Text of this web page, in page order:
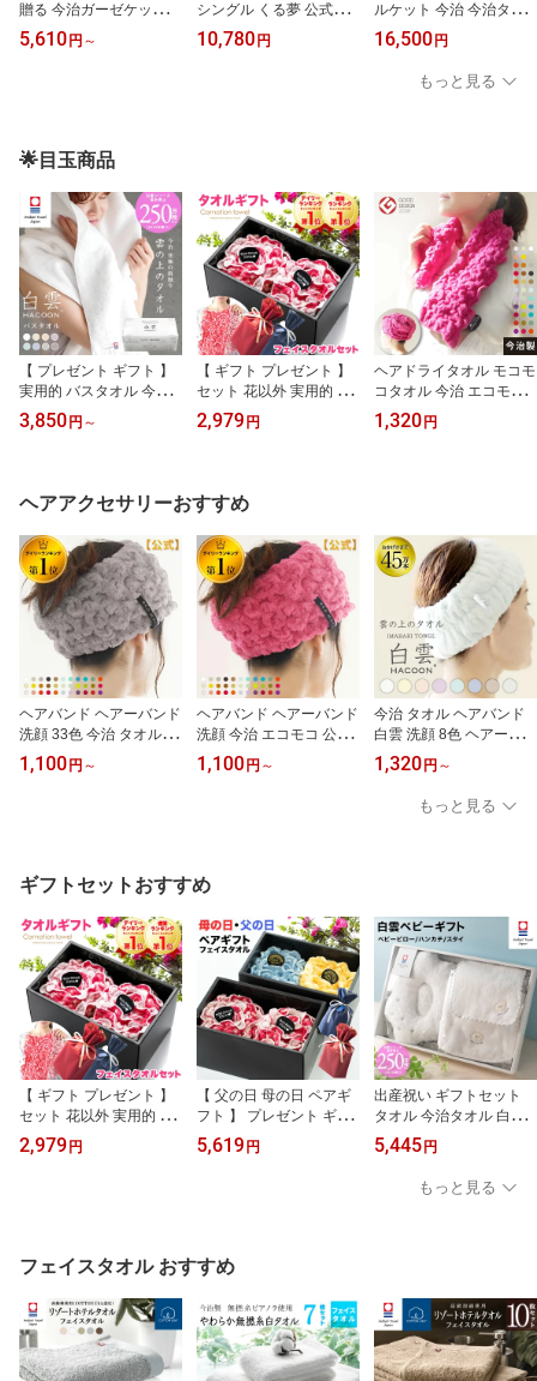
贈る 今治ガーゼケット
今治タオル タオルケット
今治 夏用 5重 ガーゼ ケ
ゼタオルケット 快適な眠
り 快眠 敏感肌 70代 母の
日 夏掛け
5,610 円 ～
シングル くる夢 公式通
販 送料無料 肌掛け 今治
くるまる 今治ケット の
10,780 円
ルケット 今治 今治タオ
ル 白雲 送料無料 選べる5
色 雲の上の肌触り シン
グル 140×190cm 日本製
今治 Hacoon Towel Ket
16,500 円
もっと見る
🌟目玉商品
【 プレゼント ギフト 】
実用的 バスタオル 今治
今治タオル 白雲 公式通
販 8色 雲の上のタオル 箱
今治 Hacoon Bath Towel
いまばり 高級 セット 内
祝い 義母 癒しグッズ 実
用的 タオル 母の日
3,850 円 ～
【 ギフト プレゼント 】
セット 花以外 実用的 贈
る 今治 タオル カーネー
ションタオル 絢爛 2026(
) ギフトボックス入 【 お
しゃれ 義母 50代 60代 7
0代 母の日 】
2,979 円
ヘアドライタオル モコモ
コタオル 今治 エコモコ
グッドデザイン賞 ふっく
ら本物の肌触り モコモコ
スポーツ スポーツタオル
プレゼント ギフト 】
1,320 円
ヘアアクセサリーおすすめ
ヘアバンド ヘアーバンド
洗顔 33色 今治 タオル エ
コモコ レディース ヘア
ターバン 汗止め お風呂
バンド ヘアドライ 速乾
1,100 円 ～
ヘアバンド ヘアーバンド
洗顔 今治 エコモコ 公式
通販 33色 ふっくら本物
の肌触り モコモコタオル
バン 髪 髪用 タオル ヘア
ーターバン
1,100 円 ～
今治 タオル ヘアバンド
白雲 洗顔 8色 ヘアーバン
ド レディース お風呂 ヘ
アターバン お風呂上り
おしゃれ モコモコタオル
無撚糸 日本製 髪用 髪 か
1,320 円 ～
もっと見る
ギフトセットおすすめ
【 ギフト プレゼント 】
セット 花以外 実用的 贈
る 今治 タオル カーネー
ションタオル 絢爛 2026(
0代 母の日 】
2,979 円
【 父の日 母の日 ペアギ
フト 】 プレゼント ギフ
ト 実用的 贈る 2026 カー
ネーションタオル バラタ
父 義母 母の日 遅れてご
めんね 】
5,619 円
出産祝い ギフトセット
タオル 今治タオル 白雲
ベビー ギフト 今治ブラ
ンド箱入 ( スタイ、ベビ
ーピロー、ベビーハンカ
チ)ギフト 今治タオル HA
5,445 円
もっと見る
フェイスタオル おすすめ